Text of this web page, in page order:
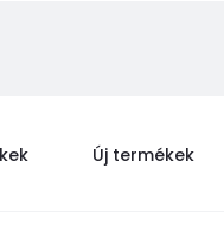
Új termékek